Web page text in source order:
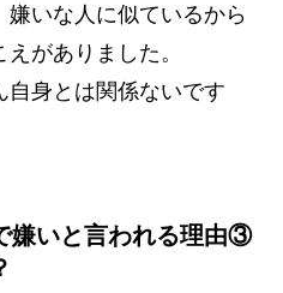
嫌いな人に似ているから
がありました。
自身とは関係ないです
嫌いと言われる理由③